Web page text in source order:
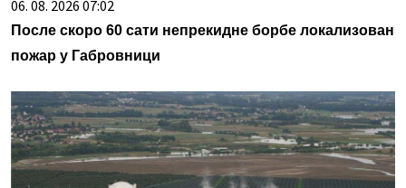
06. 08. 2026 07:02
После скоро 60 сати непрекидне борбе локализован
пожар у Габровници